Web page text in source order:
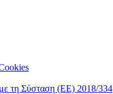
τη Σύσταση (ΕΕ) 2018/334